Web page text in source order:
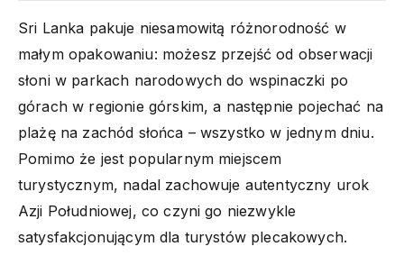
Sri Lanka pakuje niesamowitą różnorodność w
małym opakowaniu: możesz przejść od obserwacji
słoni w parkach narodowych do wspinaczki po
górach w regionie górskim, a następnie pojechać na
plażę na zachód słońca – wszystko w jednym dniu.
Pomimo że jest popularnym miejscem
turystycznym, nadal zachowuje autentyczny urok
Azji Południowej, co czyni go niezwykle
satysfakcjonującym dla turystów plecakowych.